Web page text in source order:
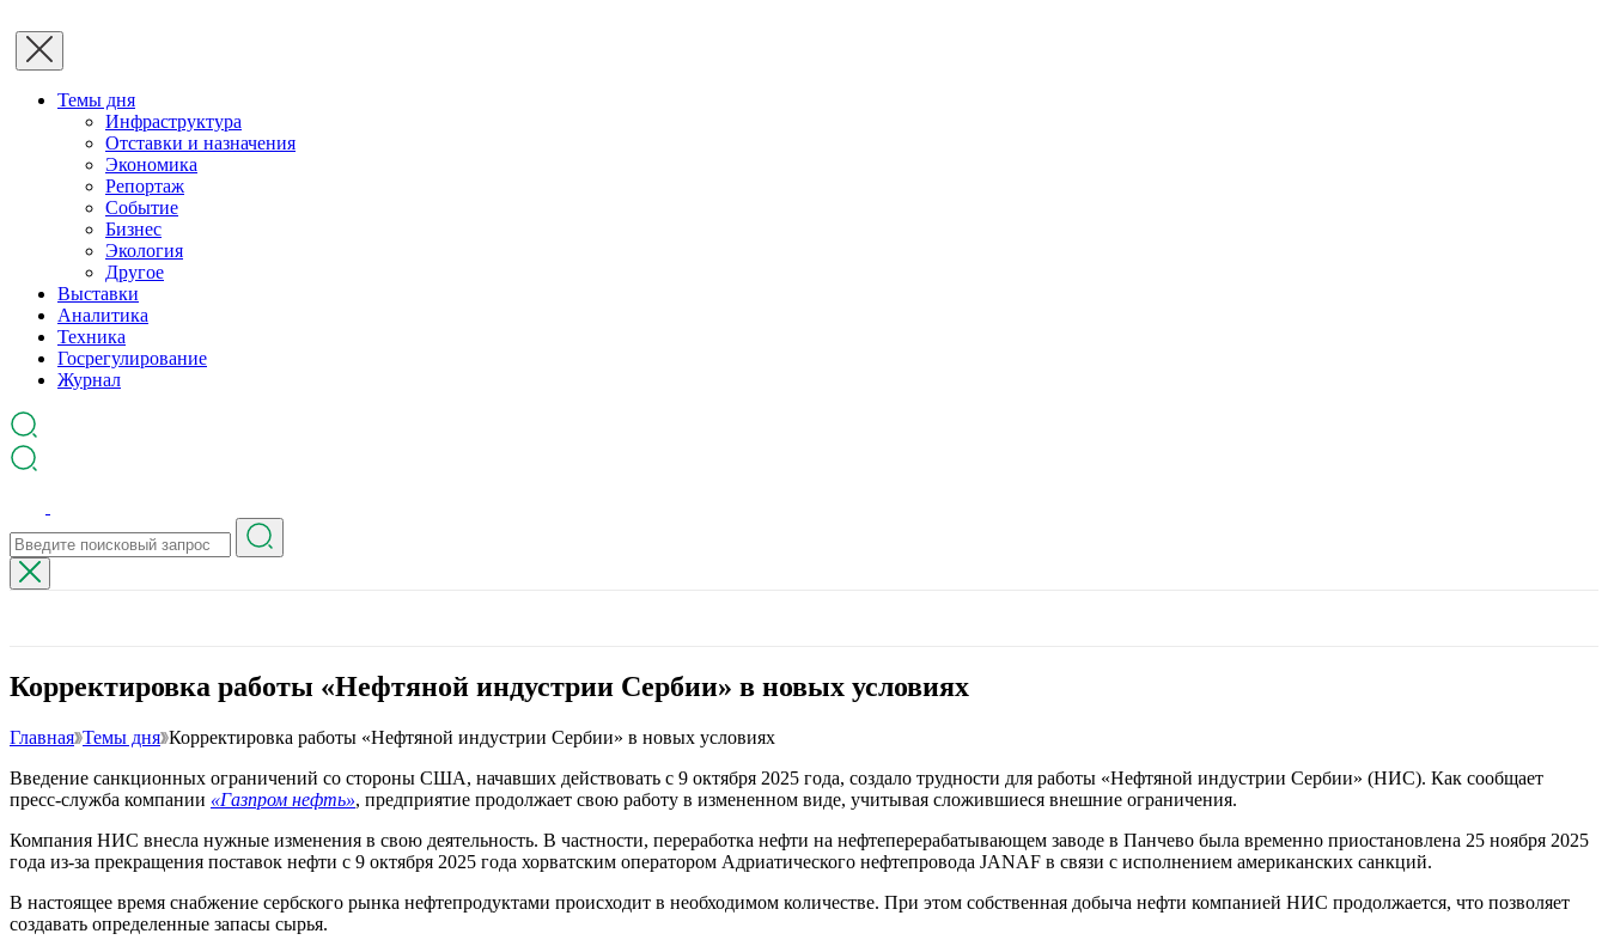
Темы дня
Инфраструктура
Отставки и назначения
Экономика
Репортаж
Событие
Бизнес
Экология
Другое
Выставки
Аналитика
Техника
Госрегулирование
Журнал
Корректировка работы «Нефтяной индустрии Сербии» в новых условиях
Главная Темы дня Корректировка работы «Нефтяной индустрии Сербии» в новых условиях
Введение санкционных ограничений со стороны США, начавших действовать с 9 октября 2025 года, создало трудности для работы «Нефтяной индустрии Сербии» (НИС). Как сообщает
пресс-служба компании «Газпром нефть», предприятие продолжает свою работу в измененном виде, учитывая сложившиеся внешние ограничения.
Компания НИС внесла нужные изменения в свою деятельность. В частности, переработка нефти на нефтеперерабатывающем заводе в Панчево была временно приостановлена 25 ноября 2025
года из-за прекращения поставок нефти с 9 октября 2025 года хорватским оператором Адриатического нефтепровода JANAF в связи с исполнением американских санкций.
В настоящее время снабжение сербского рынка нефтепродуктами происходит в необходимом количестве. При этом собственная добыча нефти компанией НИС продолжается, что позволяет
создавать определенные запасы сырья.